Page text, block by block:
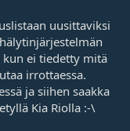
uusittaviksi
kun ei tiedetty mitä
irrottaessa.
ja siihen saakka
Kia Riolla :-\